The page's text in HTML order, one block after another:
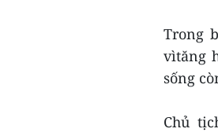
Trong
vìtăng
sống
Chủ